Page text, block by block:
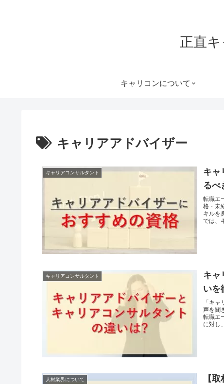
正直
キャリコンについて
キャリアアドバイザー
キャリアコンサルタント
キャ
るべ
転職エ
格・未
キルを
では、
キャリアコンサルタント
キャ
いを
「キ
声を聞
転職エ
に対し
人材業界について
【